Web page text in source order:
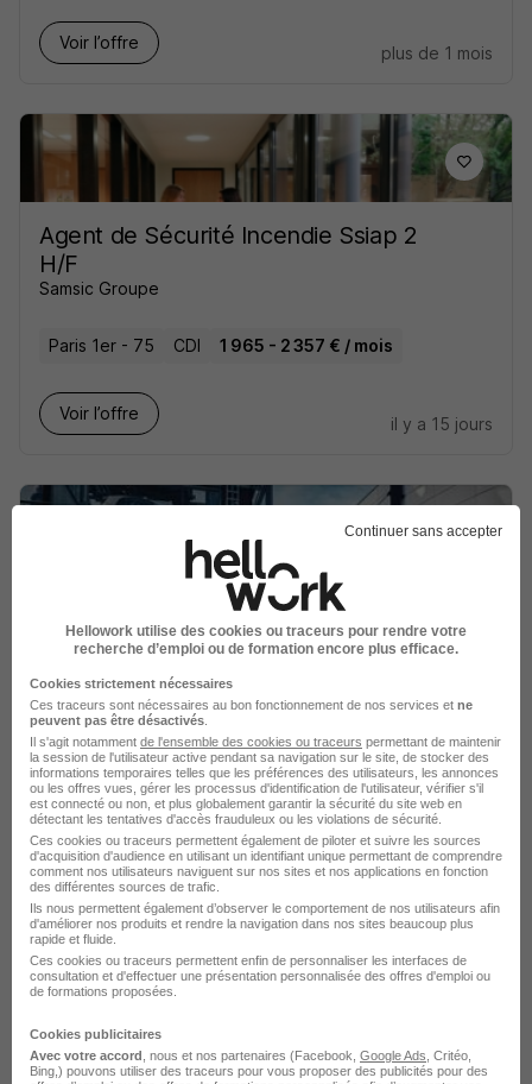
Voir l’offre
plus de 1 mois
Agent de Sécurité Incendie Ssiap 2
H/F
Samsic Groupe
Paris 1er - 75 CDI 1 965 - 2 357 € / mois
Voir l’offre
il y a 15 jours
Agent de Sécurité Ssiap 1 - CDI Tc -
Poissy 78300 H/F
Groupe SGP Super recruteur
Poissy - 78 CDI 12,96 - 12,97 € / heure
Voir l’offre
il y a 12 jours
Agent de Sécurité Ssiap 1 - Temps
Partiel Week-End H/F
OISE PROTECTION
Continuer sans accepter
Hellowork utilise des cookies ou traceurs pour rendre votre
recherche d’emploi ou de formation encore plus efficace.
Cookies strictement nécessaires
Ces traceurs sont nécessaires au bon fonctionnement de nos services et ne
peuvent pas être désactivés
Il s'agit notamment de l'ensemble des cookies ou traceurs permettant de maintenir
la session de l'utilisateur active pendant sa navigation sur le site, de stocker des
informations temporaires telles que les préférences des utilisateurs, les annonces
ou les offres vues, gérer les processus d'identification de l'utilisateur, vérifier s'il
est connecté ou non, et plus globalement garantir la sécurité du site web en
détectant les tentatives d'accès frauduleux ou les violations de sécurité.
Ces cookies ou traceurs permettent également de piloter et suivre les sources
d'acquisition d'audience en utilisant un identifiant unique permettant de comprendre
comment nos utilisateurs naviguent sur nos sites et nos applications en fonction
des différentes sources de trafic.
Ils nous permettent également d’observer le comportement de nos utilisateurs afin
d'améliorer nos produits et rendre la navigation dans nos sites beaucoup plus
rapide et fluide.
Ces cookies ou traceurs permettent enfin de personnaliser les interfaces de
consultation et d'effectuer une présentation personnalisée des offres d'emploi ou
de formations proposées.
Cookies publicitaires
Avec votre accord , nous et nos partenaires (Facebook, Google Ads , Critéo,
Bing,) pouvons utiliser des traceurs pour vous proposer des publicités pour des